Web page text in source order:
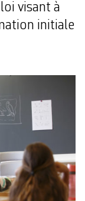
visant à
initiale